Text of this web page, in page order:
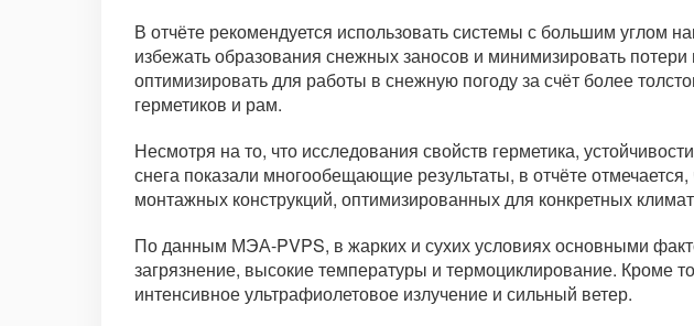
В отчёте рекомендуется использовать системы с большим углом
избежать образования снежных заносов и минимизировать
оптимизировать для работы в снежную погоду за счёт более
герметиков и рам.
Несмотря на то, что исследования свойств герметика,
снега показали многообещающие результаты, в отчёте
монтажных конструкций, оптимизированных для конкретных
По данным МЭА-PVPS, в жарких и сухих условиях основными
загрязнение, высокие температуры и термоциклирование. Кроме
интенсивное ультрафиолетовое излучение и сильный ветер.